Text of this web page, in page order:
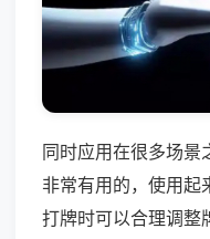
同时应用在很多场景
非常有用的，使用起
打牌时可以合理调整